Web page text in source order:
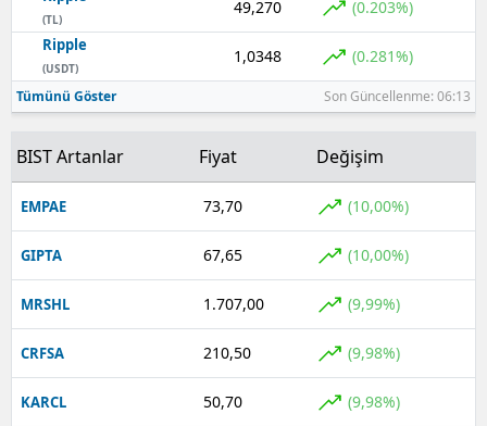
(TL)
49,270 (0.203%)
Ripple
(USDT)
1,0348 (0.281%)
Tümünü Göster Son Güncellenme: 06:13
BIST Artanlar Fiyat Değişim
EMPAE 73,70 (10,00%)
GIPTA 67,65 (10,00%)
MRSHL 1.707,00 (9,99%)
CRFSA 210,50 (9,98%)
KARCL 50,70 (9,98%)